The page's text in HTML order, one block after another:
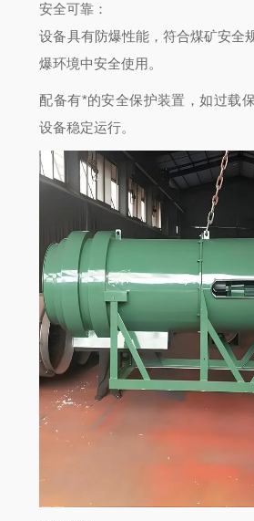
安全可靠 ：
设备具有防爆性能，符合煤矿安全
爆环境中安全使用。
配备有*的安全保护装置，如过载
设备稳定运行。